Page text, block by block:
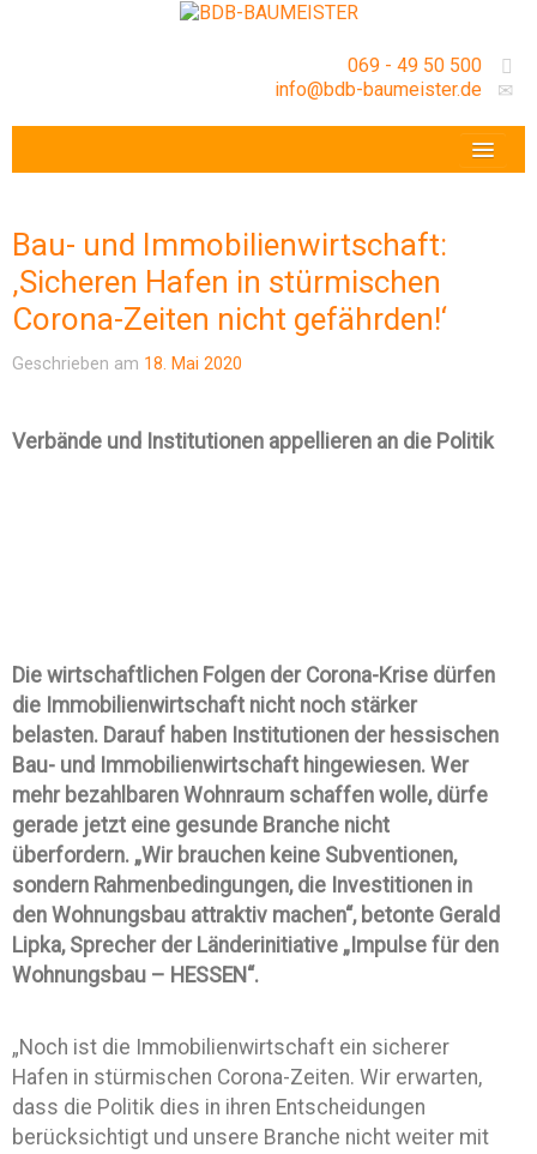
069 - 49 50 500
info@bdb-baumeister.de
GESCHÄFTSSTELLE
Bau- und Immobilienwirtschaft:
‚Sicheren Hafen in stürmischen
Corona-Zeiten nicht gefährden!‘
Geschrieben am 18. Mai 2020
Verbände und Institutionen appellieren an die Politik
Die wirtschaftlichen Folgen der Corona-Krise dürfen
die Immobilienwirtschaft nicht noch stärker
belasten. Darauf haben Institutionen der hessischen
Bau- und Immobilienwirtschaft hingewiesen. Wer
mehr bezahlbaren Wohnraum schaffen wolle, dürfe
gerade jetzt eine gesunde Branche nicht
überfordern. „Wir brauchen keine Subventionen,
sondern Rahmenbedingungen, die Investitionen in
den Wohnungsbau attraktiv machen“, betonte Gerald
Lipka, Sprecher der Länderinitiative „Impulse für den
Wohnungsbau – HESSEN“.
„Noch ist die Immobilienwirtschaft ein sicherer
Hafen in stürmischen Corona-Zeiten. Wir erwarten,
dass die Politik dies in ihren Entscheidungen
berücksichtigt und unsere Branche nicht weiter mit